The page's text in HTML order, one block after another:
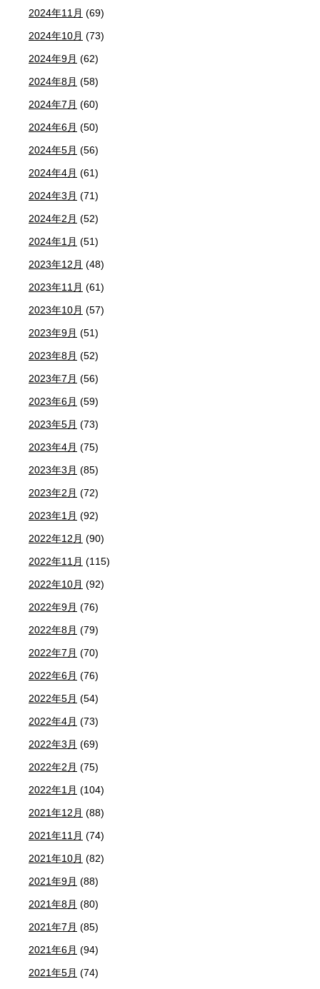
2024年11月 (69)
2024年10月 (73)
2024年9月 (62)
2024年8月 (58)
2024年7月 (60)
2024年6月 (50)
2024年5月 (56)
2024年4月 (61)
2024年3月 (71)
2024年2月 (52)
2024年1月 (51)
2023年12月 (48)
2023年11月 (61)
2023年10月 (57)
2023年9月 (51)
2023年8月 (52)
2023年7月 (56)
2023年6月 (59)
2023年5月 (73)
2023年4月 (75)
2023年3月 (85)
2023年2月 (72)
2023年1月 (92)
2022年12月 (90)
2022年11月 (115)
2022年10月 (92)
2022年9月 (76)
2022年8月 (79)
2022年7月 (70)
2022年6月 (76)
2022年5月 (54)
2022年4月 (73)
2022年3月 (69)
2022年2月 (75)
2022年1月 (104)
2021年12月 (88)
2021年11月 (74)
2021年10月 (82)
2021年9月 (88)
2021年8月 (80)
2021年7月 (85)
2021年6月 (94)
2021年5月 (74)